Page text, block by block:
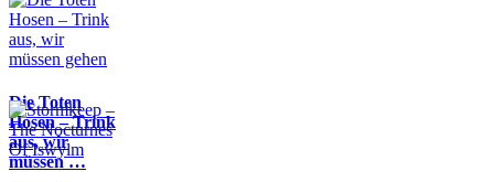
Die Toten
Hosen – Trink
aus, wir
müssen …